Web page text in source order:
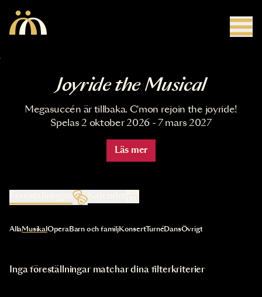
Joyride the Musical
Megasuccén är tillbaka. C'mon rejoin the joyride!
Spelas 2 oktober 2026 - 7 mars 2027
Läs mer
Kalender
Val av kategori uppdaterar innehållet automatiskt
AllaMusikal OperaBarn och familjKonsertTurnéDansÖvrigt
Inga föreställningar matchar dina filterkriterier